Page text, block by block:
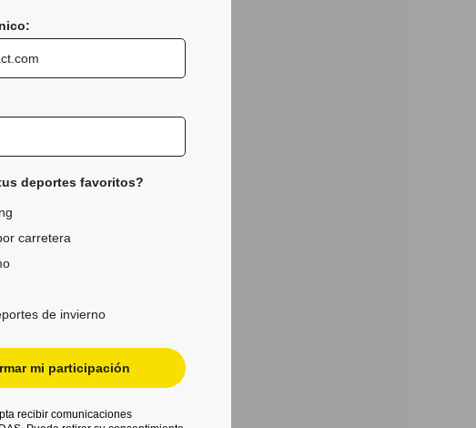
deportes favoritos?
carretera
de invierno
mi participación
recibir comunicaciones